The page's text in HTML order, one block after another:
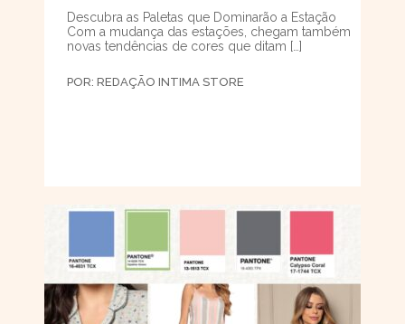
Descubra as Paletas que Dominarão a Estação
Com a mudança das estações, chegam também
novas tendências de cores que ditam […]
POR: REDAÇÃO INTIMA STORE